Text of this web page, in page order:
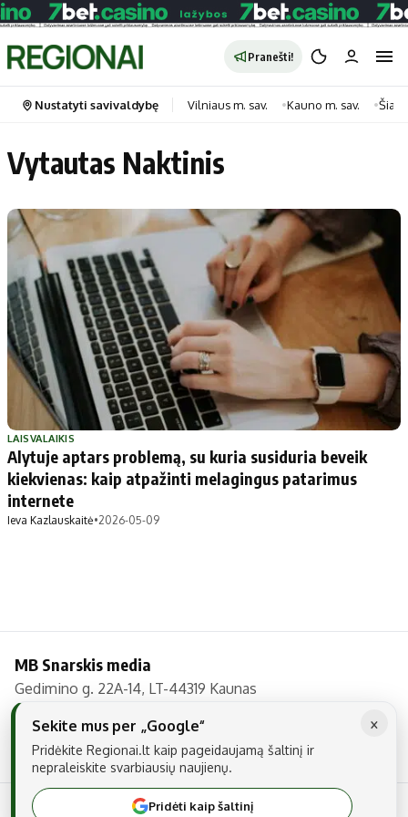
Pranešti!
Portalas
Pradinis puslapis
Savivaldybės
Naujausi
Regionai
Lietuva
Pasaulis
Politika
Patarimai
Dirbtinis intelektas
Gineso rekordai
Kategorijos
Transportas
Gyvenimas
Horoskopai
Laisvalaikis
Maistas
Sveikata
Technologijos
Indėlių palūkanos
Ekonomikos naujienos
Didžiosios savivaldybės
Šiaulių miesto
Alytaus miesto
Marijampolės
Redakcija
Nustatyti savivaldybę Vilniaus m. sav. Kauno m. sav.
Vytautas Naktinis
LAISVALAIKIS
Alytuje aptars problemą, su kuria susiduria beveik
kiekvienas: kaip atpažinti melagingus patarimus
internete
Ieva Kazlauskaitė•2026-05-09
MB Snarskis media
Gedimino g. 22A-14, LT-44319 Kaunas
Tel.: +370 606 17737
El. paštas: info@regionai.lt
© 2026 Visos teisės saugomos. Kopijuoti be raštiško sutikimo yra
×
Sekite mus per „Google“
Pridėkite Regionai.lt kaip pageidaujamą šaltinį ir
nepraleiskite svarbiausių naujienų.
Pridėti kaip šaltinį